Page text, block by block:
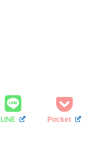
LINE Pocket